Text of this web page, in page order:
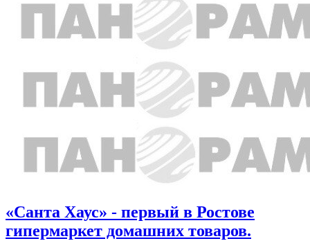
«Санта Хаус» - первый в Ростове
гипермаркет домашних товаров.